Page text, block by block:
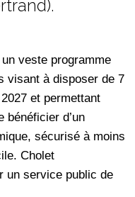
veste programme
visant à disposer de 7
et permettant
bénéficier d’un
sécurisé à moins
Cholet
un service public de